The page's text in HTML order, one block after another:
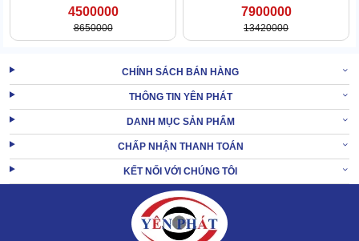
Máy hút bụi Lavor VAC 18 Plus
2. Giá Máy hút bụi công nghiệp Lavor VAC 20
mới cập nhật
Khi khảo sát bạn sẽ thấy máy hút bụi Lavor VAC 20 hiện được bán
ra với giá từ 1,9-3,5 triệu đồng/chiếc.
4500000
8650000
7900000
13420000
CHÍNH SÁCH BÁN HÀNG
THÔNG TIN YÊN PHÁT
DANH MỤC SẢN PHẨM
CHẤP NHẬN THANH TOÁN
KẾT NỐI VỚI CHÚNG TÔI